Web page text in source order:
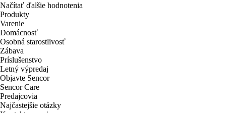
Načítať ďalšie hodnotenia
Produkty
Varenie
Domácnosť
Osobná starostlivosť
Zábava
Príslušenstvo
Letný výpredaj
Objavte Sencor
Sencor Care
Predajcovia
Najčastejšie otázky